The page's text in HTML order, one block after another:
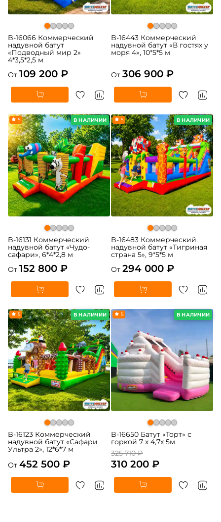
B-16066 Коммерческий
надувной батут
«Подводный мир 2»
4*3,5*2,5 м
От 109 200 ₽
B-16443 Коммерческий
надувной батут «В гостях у
моря 4», 10*5*5 м
От 306 900 ₽
В НАЛИЧИИ
5
B-16131 Коммерческий
надувной батут «Чудо-
сафари», 6*4*2,8 м
От 152 800 ₽
В НАЛИЧИИ
5
B-16483 Коммерческий
надувной батут «Тигриная
страна 5», 9*5*5 м
От 294 000 ₽
В НАЛИЧИИ
5
B-16123 Коммерческий
надувной батут «Сафари
Ультра 2», 12*6*7 м
От 452 500 ₽
В НАЛИЧИИ
-5%
B-16650 Батут «Торт» с
горкой 7 х 4,7х 5м
325 710 ₽
310 200 ₽